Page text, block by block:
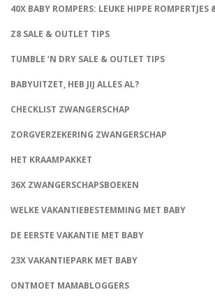
40X BABY ROMPERS: LEUKE HIPPE ROMPERTJES
Z8 SALE & OUTLET TIPS
TUMBLE ‘N DRY SALE & OUTLET TIPS
BABYUITZET, HEB JIJ ALLES AL?
CHECKLIST ZWANGERSCHAP
ZORGVERZEKERING ZWANGERSCHAP
HET KRAAMPAKKET
36X ZWANGERSCHAPSBOEKEN
WELKE VAKANTIEBESTEMMING MET BABY
DE EERSTE VAKANTIE MET BABY
23X VAKANTIEPARK MET BABY
ONTMOET MAMABLOGGERS